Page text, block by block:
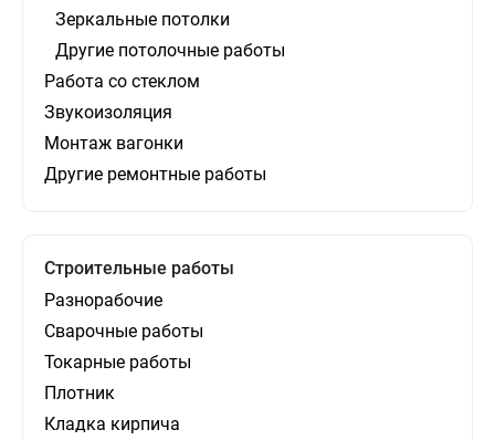
Зеркальные потолки
Другие потолочные работы
Работа со стеклом
Звукоизоляция
Монтаж вагонки
Другие ремонтные работы
Строительные работы
Разнорабочие
Сварочные работы
Токарные работы
Плотник
Кладка кирпича